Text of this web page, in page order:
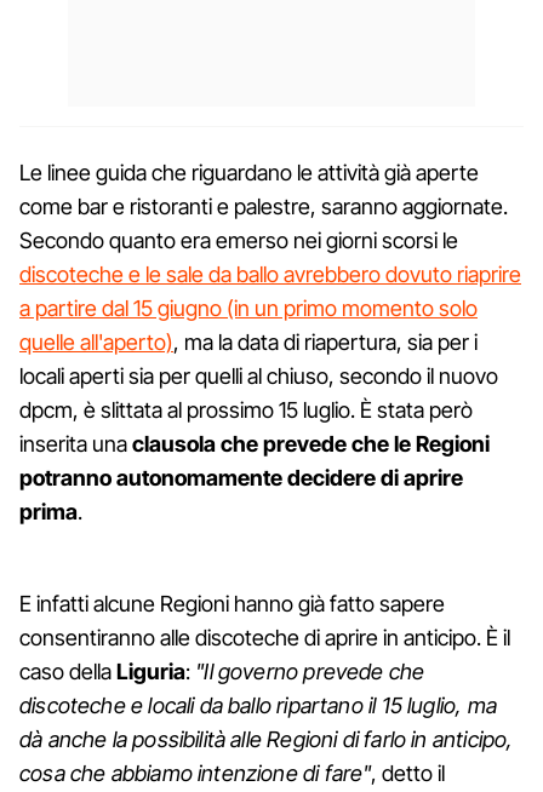
Le linee guida che riguardano le attività già aperte
come bar e ristoranti e palestre, saranno aggiornate.
Secondo quanto era emerso nei giorni scorsi le
discoteche e le sale da ballo avrebbero dovuto riaprire
a partire dal 15 giugno (in un primo momento solo
quelle all'aperto), ma la data di riapertura, sia per i
locali aperti sia per quelli al chiuso, secondo il nuovo
dpcm, è slittata al prossimo 15 luglio. È stata però
inserita unaclausola che prevede che le Regioni
potranno autonomamente decidere di aprire
prima.
E infatti alcune Regioni hanno già fatto sapere
consentiranno alle discoteche di aprire in anticipo. È il
caso dellaLiguria: "Il governo prevede che
discoteche e locali da ballo ripartano il 15 luglio, ma
dà anche la possibilità alle Regioni di farlo in anticipo,
cosa che abbiamo intenzione di fare", detto il